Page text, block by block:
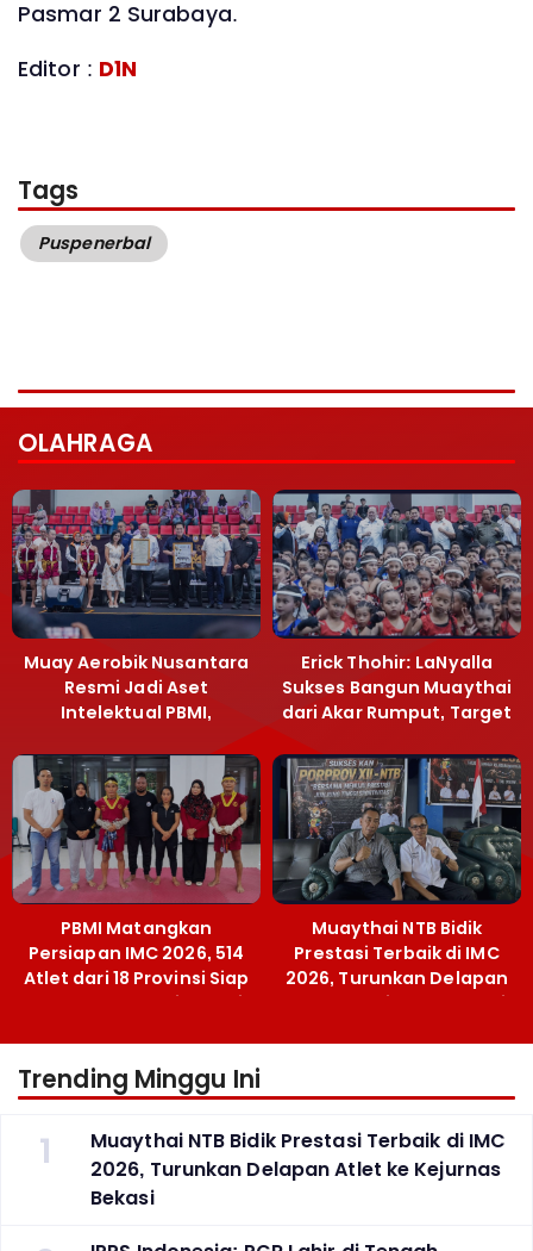
Pasmar 2 Surabaya.
Editor : D1N
Tags
Puspenerbal
OLAHRAGA
Muay Aerobik Nusantara
Resmi Jadi Aset
Intelektual PBMI,
Terobosan Bangun
Grassroots
Erick Thohir: LaNyalla
Sukses Bangun Muaythai
dari Akar Rumput, Target
PBMI Matangkan
Persiapan IMC 2026, 514
Atlet dari 18 Provinsi Siap
Berlaga Besok di Bekasi
Muaythai NTB Bidik
Prestasi Terbaik di IMC
2026, Turunkan Delapan
Atlet ke Kejurnas Bekasi
Trending Minggu Ini
1
Muaythai NTB Bidik Prestasi Terbaik di IMC
2026, Turunkan Delapan Atlet ke Kejurnas
Bekasi